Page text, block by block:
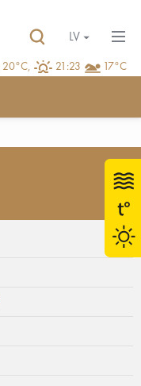
20°C, 21:23 17°C
LV